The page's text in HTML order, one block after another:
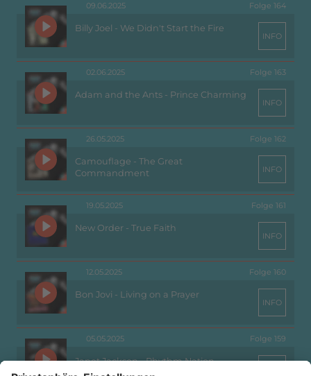
09.06.2025 Folge 164
Billy Joel - We Didn't Start the Fire
INFO
02.06.2025 Folge 163
Adam and the Ants - Prince Charming
INFO
26.05.2025 Folge 162
Camouflage - The Great
Commandment
INFO
19.05.2025 Folge 161
New Order - True Faith
INFO
12.05.2025 Folge 160
Bon Jovi - Living on a Prayer
INFO
05.05.2025 Folge 159
Janet Jackson - Rhythm Nation